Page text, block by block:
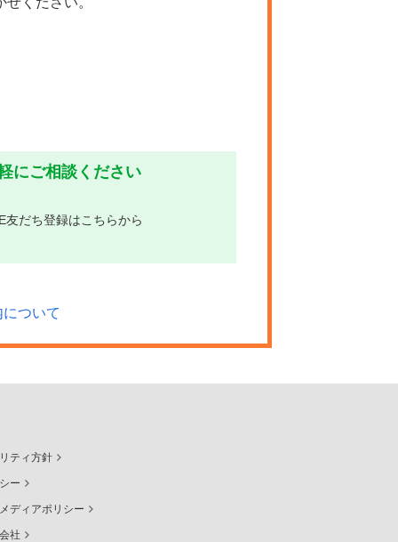
にご相談ください
友だち登録はこちらから
ついて
ティ方針
ー
ディアポリシー
社